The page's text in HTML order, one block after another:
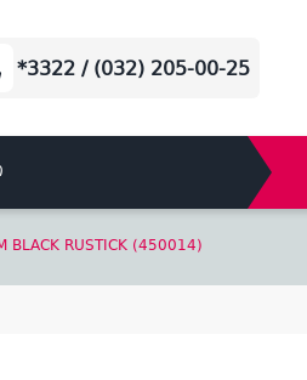
*3322 / (032) 205-00-25
RUSTICK (450014)